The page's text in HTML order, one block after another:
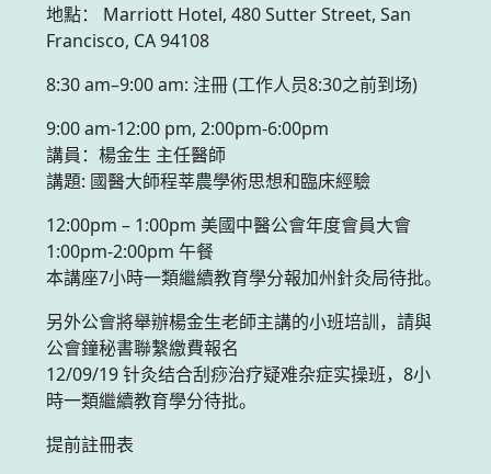
地點： Marriott Hotel, 480 Sutter Street, San
Francisco, CA 94108
8:30 am–9:00 am: 注冊 (工作人员8:30之前到场)
9:00 am-12:00 pm, 2:00pm-6:00pm
講員：楊金生 主任醫師
講題: 國醫大師程莘農學術思想和臨床經驗
12:00pm – 1:00pm 美國中醫公會年度會員大會
1:00pm-2:00pm 午餐
本講座7小時一類繼續教育學分報加州針灸局待批。
另外公會將舉辦楊金生老師主講的小班培訓，請與
公會鐘秘書聯繫繳費報名
12/09/19 针灸结合刮痧治疗疑难杂症实操班，8小
時一類繼續教育學分待批。
提前註冊表